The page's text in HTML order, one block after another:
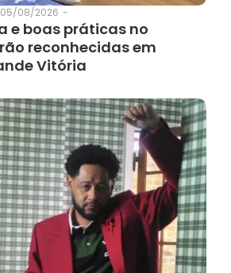
05/08/2026 -
e boas práticas no
reconhecidas em
Vitória